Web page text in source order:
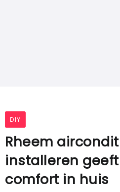
DIY
Rheem
installeren
comfort in huis